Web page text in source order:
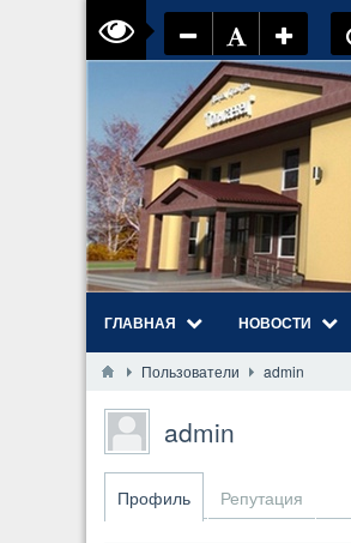
ГЛАВНАЯ НОВОСТИ
Пользователи admin
admin
Профиль Репутация